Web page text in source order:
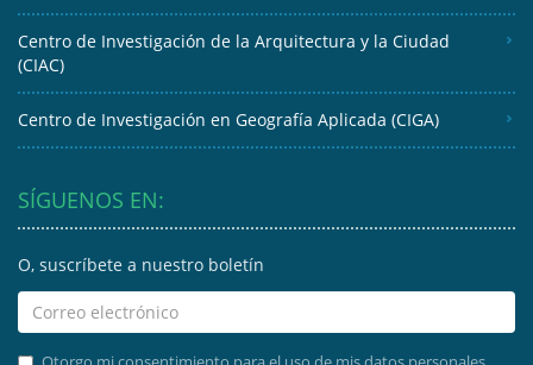
Centro de Investigación de la Arquitectura y la Ciudad
(CIAC)
Centro de Investigación en Geografía Aplicada (CIGA)
SÍGUENOS EN:
O, suscríbete a nuestro boletín